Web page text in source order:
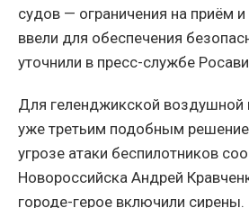
судов — ограничения на приём
ввели для обеспечения
уточнили в пресс-службе
Для геленджикской воздушной
уже третьим подобным
угрозе атаки беспилотников
Новороссийска Андрей
городе-герое включили сирены.